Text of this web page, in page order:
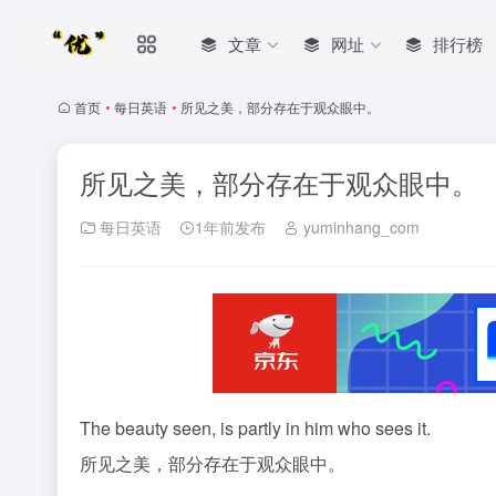
文章 网址 排行榜
首页 • 每日英语 • 所见之美，部分存在于观众眼中。
所见之美，部分存在于观众眼中。
每日英语 1年前发布 yuminhang_com
The beauty seen, is partly in him who sees it.
所见之美，部分存在于观众眼中。